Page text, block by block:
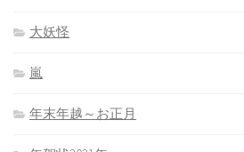
大妖怪
嵐
年末年越～お正月